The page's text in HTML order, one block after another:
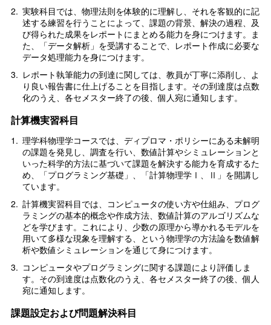
2. 実験科目では、物理法則を体験的に理解し、それを客観的に記
述する練習を行うことによって、課題の背景、解決の過程、及
び得られた成果をレポートにまとめる能力を身につけます。ま
た、「データ解析」を受講することで、レポート作成に必要な
データ処理能力を身につけます。
3. レポート執筆能力の到達に関しては、教員が丁寧に添削し、よ
り良い報告書に仕上げることを目指します。その到達度は点数
化のうえ、各セメスター終了の後、個人宛に通知します。
計算機実習科目
1. 理学科物理学コースでは、ディプロマ・ポリシーにある未解明
の課題を発見し、調査を行い、数値計算やシミュレーションと
いった科学的方法に基づいて課題を解決する能力を育成するた
め、「プログラミング基礎」、「計算物理学Ⅰ、Ⅱ」を開講し
ています。
2. 計算機実習科目では、コンピュータの使い方や仕組み、プログ
ラミングの基本的概念や作成方法、数値計算のアルゴリズムな
どを学びます。これにより、少数の原理から導かれるモデルを
用いて多様な現象を理解する、という物理学の方法論を数値解
析や数値シミュレーションを通じて身につけます。
3. コンピュータやプログラミングに関する課題により評価しま
す。その到達度は点数化のうえ、各セメスター終了の後、個人
宛に通知します。
課題設定および問題解決科目